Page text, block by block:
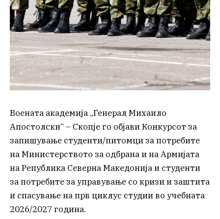
Воената академија „Генерал Михаило
Апостолски“ – Скопје го објави Конкурсот за
запишување студенти/питомци за потребите
на Министерството за одбрана и на Армијата
на Република Северна Македонија и студенти
за потребите за управување со кризи и заштита
и спасување на прв циклус студии во учебната
2026/2027 година.